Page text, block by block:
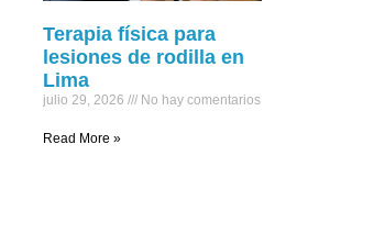
Terapia física para
lesiones de rodilla en
Lima
julio 29, 2026 No hay comentarios
Read More »